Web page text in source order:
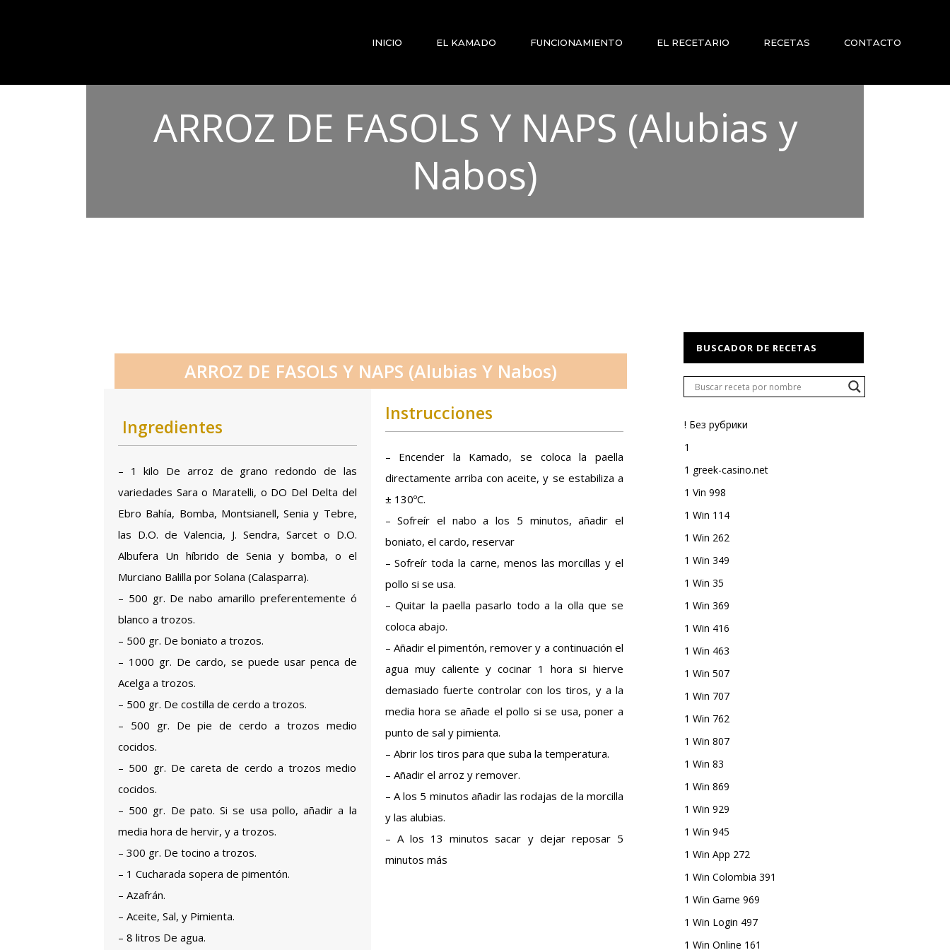
INICIO EL KAMADO FUNCIONAMIENTO EL RECETARIO RECETAS CONTACTO
ARROZ DE FASOLS Y NAPS (Alubias y
Nabos)
ARROZ DE FASOLS Y NAPS (Alubias Y Nabos)
Ingredientes
– 1 kilo De arroz de grano redondo de las
variedades Sara o Maratelli, o DO Del Delta del
Ebro Bahía, Bomba, Montsianell, Senia y Tebre,
las D.O. de Valencia, J. Sendra, Sarcet o D.O.
Albufera Un híbrido de Senia y bomba, o el
Murciano Balilla por Solana (Calasparra).
– 500 gr. De nabo amarillo preferentemente ó
blanco a trozos.
– 500 gr. De boniato a trozos.
– 1000 gr. De cardo, se puede usar penca de
Acelga a trozos.
– 500 gr. De costilla de cerdo a trozos.
– 500 gr. De pie de cerdo a trozos medio
cocidos.
– 500 gr. De careta de cerdo a trozos medio
cocidos.
– 500 gr. De pato. Si se usa pollo, añadir a la
media hora de hervir, y a trozos.
– 300 gr. De tocino a trozos.
– 1 Cucharada sopera de pimentón.
– Azafrán.
– Aceite, Sal, y Pimienta.
– 8 litros De agua.
Instrucciones
– Encender la Kamado, se coloca la paella
directamente arriba con aceite, y se estabiliza a
± 130ºC.
– Sofreír el nabo a los 5 minutos, añadir el
boniato, el cardo, reservar
– Sofreír toda la carne, menos las morcillas y el
pollo si se usa.
– Quitar la paella pasarlo todo a la olla que se
coloca abajo.
– Añadir el pimentón, remover y a continuación el
agua muy caliente y cocinar 1 hora si hierve
demasiado fuerte controlar con los tiros, y a la
media hora se añade el pollo si se usa, poner a
punto de sal y pimienta.
– Abrir los tiros para que suba la temperatura.
– Añadir el arroz y remover.
– A los 5 minutos añadir las rodajas de la morcilla
y las alubias.
– A los 13 minutos sacar y dejar reposar 5
minutos más
BUSCADOR DE RECETAS
! Без рубрики
1
1 greek-casino.net
1 Vin 998
1 Win 114
1 Win 262
1 Win 349
1 Win 35
1 Win 369
1 Win 416
1 Win 463
1 Win 507
1 Win 707
1 Win 762
1 Win 807
1 Win 83
1 Win 869
1 Win 929
1 Win 945
1 Win App 272
1 Win Colombia 391
1 Win Game 969
1 Win Login 497
1 Win Online 161